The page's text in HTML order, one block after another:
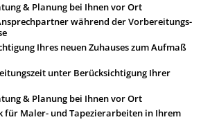
& Planung bei Ihnen vor Ort
während der Vorbereitungs-
Ihres neuen Zuhauses zum Aufmaß
unter Berücksichtigung Ihrer
& Planung bei Ihnen vor Ort
für Maler- und Tapezierarbeiten in Ihrem